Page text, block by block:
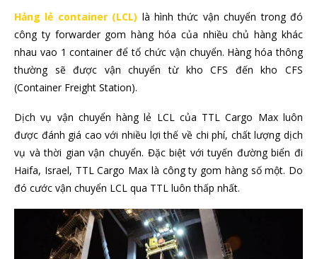
Hảng lẻ container (LCL) là hình thức vận chuyển trong đó
công ty forwarder gom hàng hóa của nhiều chủ hàng khác
nhau vao 1 container để tổ chức vận chuyển. Hàng hóa thông
thường sẽ được vận chuyển từ kho CFS đến kho CFS
(Container Freight Station).
Dịch vụ vận chuyển hàng lẻ LCL của TTL Cargo Max luôn
được đánh giá cao với nhiều lợi thế về chi phí, chất lượng dịch
vụ và thời gian vận chuyển. Đặc biệt với tuyến đường biển đi
Haifa, Israel, TTL Cargo Max là công ty gom hàng số một. Do
đó cước vận chuyển LCL qua TTL luôn thấp nhất.